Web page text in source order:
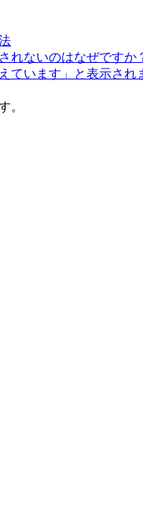
れないのはなぜですか
ています」と表示され
。